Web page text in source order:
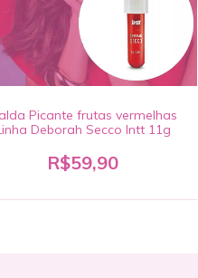
Picante frutas vermelhas
Deborah Secco Intt 11g
R$59,90